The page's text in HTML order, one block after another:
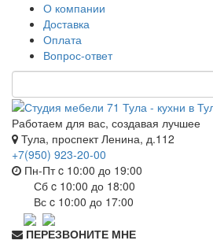
О компании
Доставка
Оплата
Вопрос-ответ
Работаем для вас, создавая лучшее
Тула, проспект Ленина, д.112
+7(950) 923-20-00
Пн-Пт c 10:00 до 19:00
Сб c 10:00 до 18:00
Вс c 10:00 до 17:00
ПЕРЕЗВОНИТЕ МНЕ